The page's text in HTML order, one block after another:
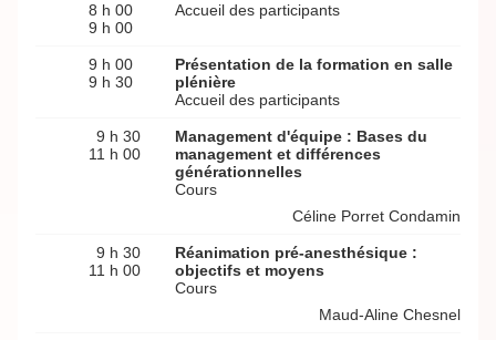
8 h 00
9 h 00
Accueil des participants
9 h 00
9 h 30
Présentation de la formation en salle
plénière
Accueil des participants
9 h 30
11 h 00
Management d'équipe : Bases du
management et différences
générationnelles
Cours
Céline Porret Condamin
9 h 30
11 h 00
Réanimation pré-anesthésique :
objectifs et moyens
Cours
Maud-Aline Chesnel